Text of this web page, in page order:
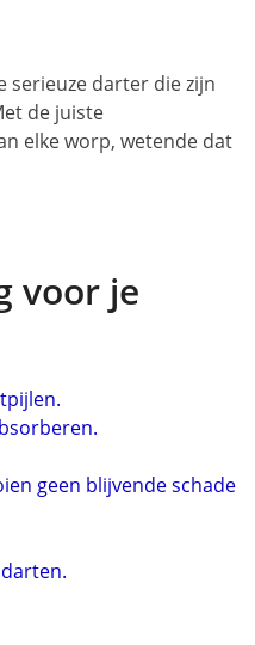
serieuze darter die zijn
de juiste
elke worp, wetende dat
voor je
geen blijvende schade